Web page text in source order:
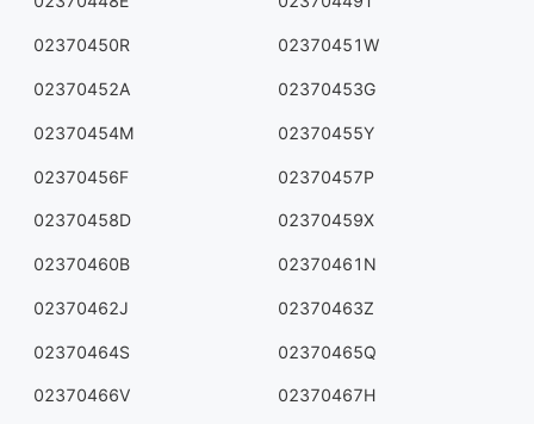
02370450R 02370451W
02370452A 02370453G
02370454M 02370455Y
02370456F 02370457P
02370458D 02370459X
02370460B 02370461N
02370462J 02370463Z
02370464S 02370465Q
02370466V 02370467H